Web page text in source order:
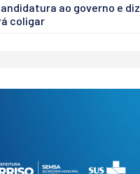
ao governo e diz
coligar